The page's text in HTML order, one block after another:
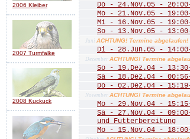
2006 Kleiber
2007 Turmfalke
2008 Kuckuck
Do - 24.Nov.05 -
Mo - 21.Nov.05 -
Mi - 16.Nov.05 -
So - 13.Nov.05 -
Juni ACHTUNG! Termine abgelaufen!
Di - 28.Jun.05 -
Dezember ACHTUNG! Termine
So - 19.Dez.04 -
Sa - 18.Dez.04 -
Do - 02.Dez.04 -
November ACHTUNG! Termine
Mo - 29.Nov.04 -
Sa - 27.Nov.04 -
und Futterbereitung
Mo - 15.Nov.04 -